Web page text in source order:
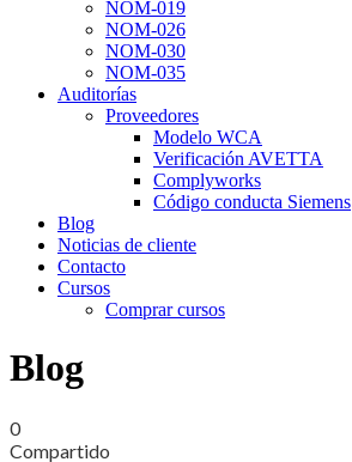
NOM-019
NOM-026
NOM-030
NOM-035
Auditorías
Proveedores
Modelo WCA
Verificación AVETTA
Complyworks
Código conducta Siemens
Blog
Noticias de cliente
Contacto
Cursos
Comprar cursos
Blog
0
Compartido